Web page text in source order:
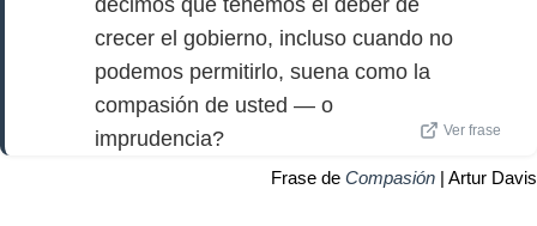
crecer el gobierno, incluso cuando no
podemos permitirlo, suena como la
compasión de usted — o
imprudencia?
Ver frase
Frase de Compasión | Artur Davis